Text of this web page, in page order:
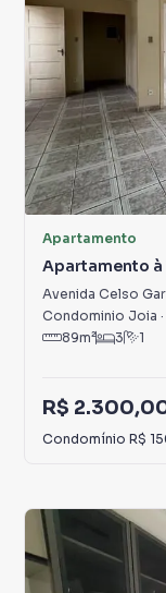
Apartamento
Apartamento à
Avenida Celso
Condominio Joia ·
89m² 3 1
R$
Condomínio R$